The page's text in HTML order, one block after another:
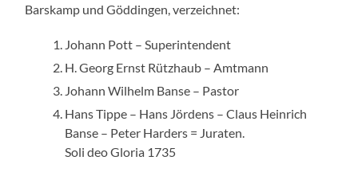
Barskamp und Göddingen, verzeichnet:
Johann Pott – Superintendent
H. Georg Ernst Rützhaub – Amtmann
Johann Wilhelm Banse – Pastor
Hans Tippe – Hans Jördens – Claus Heinrich
Banse – Peter Harders = Juraten.
Soli deo Gloria 1735